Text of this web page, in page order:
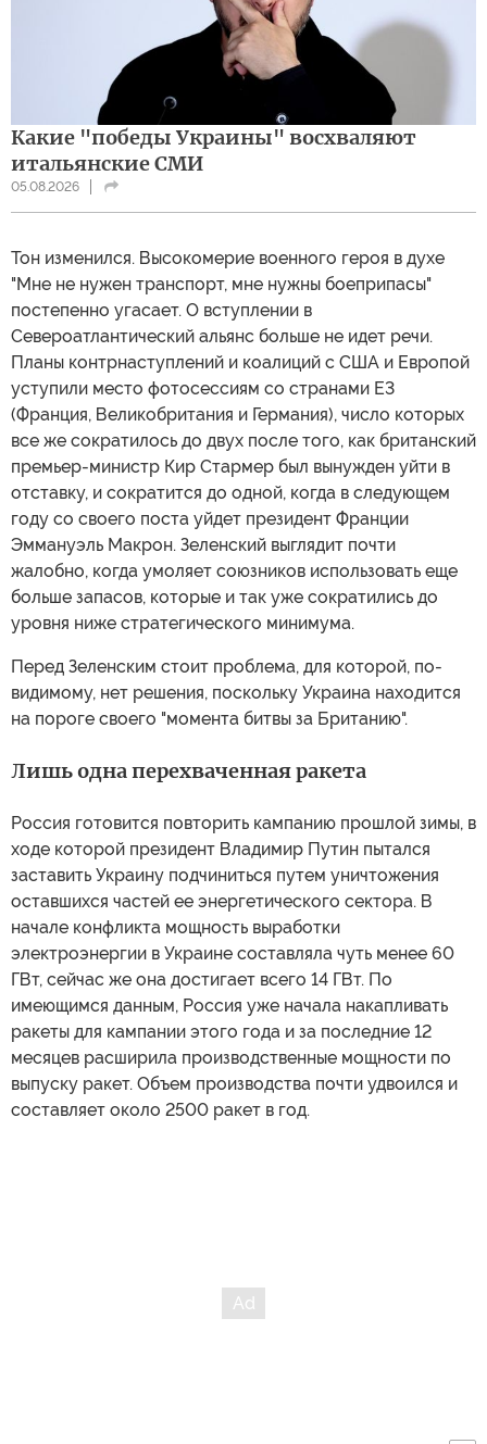
Какие "победы Украины" восхваляют
итальянские СМИ
05.08.2026
Тон изменился. Высокомерие военного героя в духе
"Мне не нужен транспорт, мне нужны боеприпасы"
постепенно угасает. О вступлении в
Североатлантический альянс больше не идет речи.
Планы контрнаступлений и коалиций с США и Европой
уступили место фотосессиям со странами Е3
(Франция, Великобритания и Германия), число которых
все же сократилось до двух после того, как британский
премьер-министр Кир Стармер был вынужден уйти в
отставку, и сократится до одной, когда в следующем
году со своего поста уйдет президент Франции
Эммануэль Макрон. Зеленский выглядит почти
жалобно, когда умоляет союзников использовать еще
больше запасов, которые и так уже сократились до
уровня ниже стратегического минимума.
Перед Зеленским стоит проблема, для которой, по-
видимому, нет решения, поскольку Украина находится
на пороге своего "момента битвы за Британию".
Лишь одна перехваченная ракета
Россия готовится повторить кампанию прошлой зимы, в
ходе которой президент Владимир Путин пытался
заставить Украину подчиниться путем уничтожения
оставшихся частей ее энергетического сектора. В
начале конфликта мощность выработки
электроэнергии в Украине составляла чуть менее 60
ГВт, сейчас же она достигает всего 14 ГВт. По
имеющимся данным, Россия уже начала накапливать
ракеты для кампании этого года и за последние 12
месяцев расширила производственные мощности по
выпуску ракет. Объем производства почти удвоился и
составляет около 2500 ракет в год.